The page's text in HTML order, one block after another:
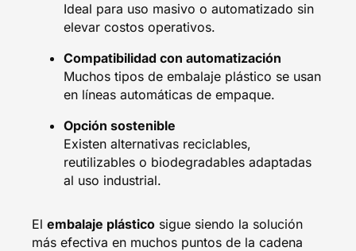
Ideal para uso masivo o automatizado sin
elevar costos operativos.
Compatibilidad con automatización
Muchos tipos de embalaje plástico se usan
en líneas automáticas de empaque.
Opción sostenible
Existen alternativas reciclables,
reutilizables o biodegradables adaptadas
al uso industrial.
El embalaje plástico sigue siendo la solución
más efectiva en muchos puntos de la cadena